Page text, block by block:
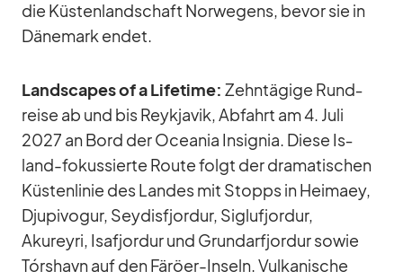
die Küs­ten­land­schaft Nor­we­gens, be­vor sie in
Dä­ne­mark en­det.
Land­scapes of a Life­time: Zehn­tä­gige Rund­
reise ab und bis Reykja­vik, Ab­fahrt am 4. Juli
2027 an Bord der Ocea­nia In­si­gnia. Diese Is­
land-fo­kus­sierte Route folgt der dra­ma­ti­schen
Küs­ten­li­nie des Lan­des mit Stopps in Hei­maey,
Dju­pi­vogur, Sey­dis­fjor­dur, Sig­lufjor­dur,
Akureyri, Isafjor­dur und Grund­arfjor­dur so­wie
Tór­shavn auf den Fä­röer-In­seln. Vul­ka­ni­sche